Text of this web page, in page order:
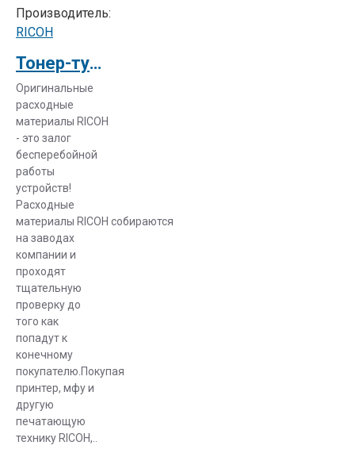
Производитель:
RICOH
Тонер-туба Ricoh тип 2220D/2320D/MP 3353 (842042)
Оригинальные
расходные
материалы RICOH
- это залог
бесперебойной
работы
устройств!
Расходные
материалы RICOH собираются
на заводах
компании и
проходят
тщательную
проверку до
того как
попадут к
конечному
покупателю.Покупая
принтер, мфу и
другую
печатающую
технику RICOH,..